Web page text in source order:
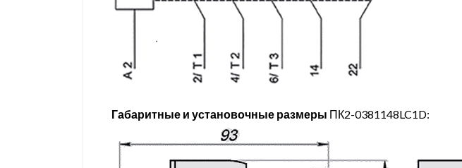
Габаритные и установочные размеры ПК2-0381148LC1D: